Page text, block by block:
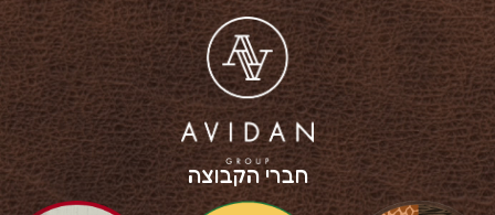
חברי הקבוצה